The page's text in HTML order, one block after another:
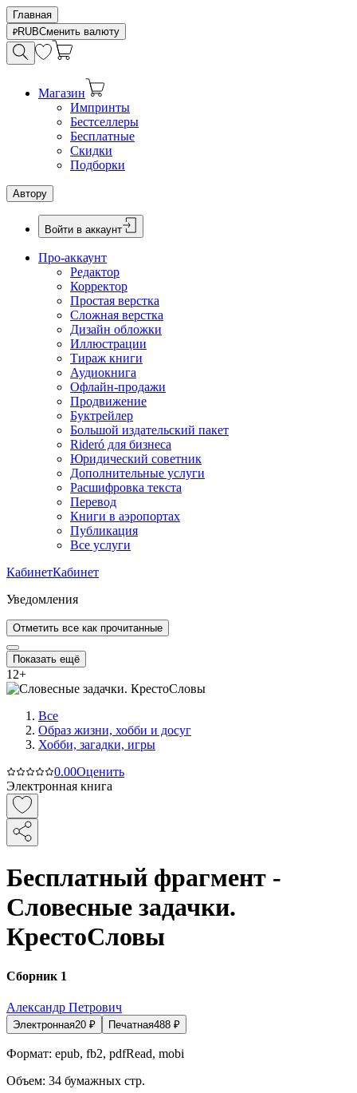
Главная
RUBСменить валюту
Магазин
Импринты
Бестселлеры
Бесплатные
Скидки
Подборки
Автору
Войти в аккаунт
Про-аккаунт
Редактор
Корректор
Простая верстка
Сложная верстка
Дизайн обложки
Иллюстрации
Тираж книги
Аудиокнига
Офлайн-продажи
Продвижение
Буктрейлер
Большой издательский пакет
Rideró для бизнеса
Юридический советник
Дополнительные услуги
Расшифровка текста
Перевод
Книги в аэропортах
Публикация
Все услуги
КабинетКабинет
Уведомления
Отметить все как прочитанные
Показать ещё
12+
Все
Образ жизни, хобби и досуг
Хобби, загадки, игры
0.00Оценить
Электронная книга
Бесплатный фрагмент -
Словесные задачки.
КрестоСловы
Сборник 1
Александр Петрович
Электронная20 ₽ Печатная488 ₽
Формат: epub, fb2, pdfRead, mobi
Объем: 34 бумажных стр.